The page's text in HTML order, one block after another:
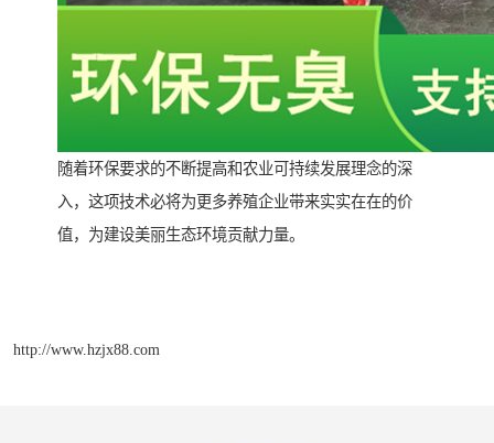
随着环保要求的不断提高和农业可持续发展理念的深
入，这项技术必将为更多养殖企业带来实实在在的价
值，为建设美丽生态环境贡献力量。
http://www.hzjx88.com